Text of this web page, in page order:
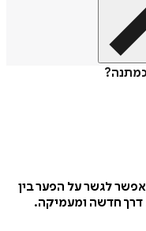
לגשר על הפער בין
דרך חדשה ומעמיקה.